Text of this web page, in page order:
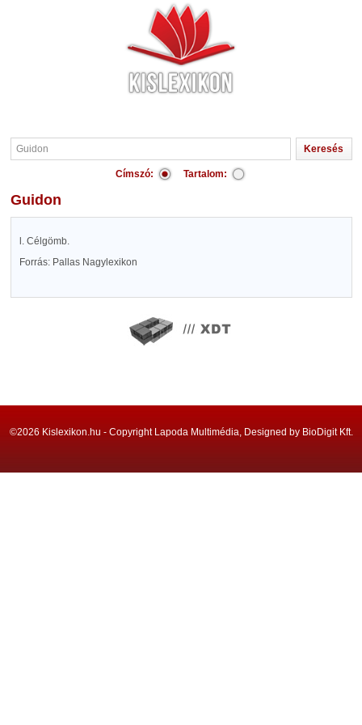
Címszó: Tartalom:
Guidon
l. Célgömb.
Forrás: Pallas Nagylexikon
©2026 Kislexikon.hu - Copyright Lapoda Multimédia, Designed by BioDigit Kft.